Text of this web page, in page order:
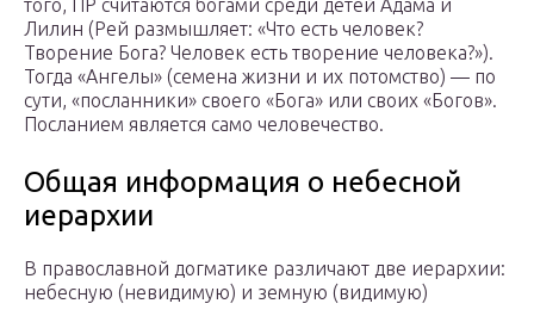
того, ПР считаются богами среди детей Адама и
Лилин (Рей размышляет: «Что есть человек?
Творение Бога? Человек есть творение человека?»).
Тогда «Ангелы» (семена жизни и их потомство) — по
сути, «посланники» своего «Бога» или своих «Богов».
Посланием является само человечество.
Общая информация о небесной
иерархии
В православной догматике различают две иерархии:
небесную (невидимую) и земную (видимую)